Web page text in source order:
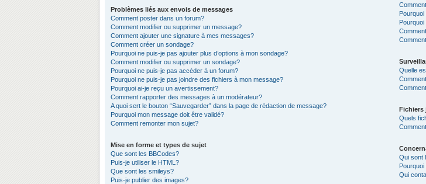
Problèmes liés aux envois de messages
Comment poster dans un forum?
Comment modifier ou supprimer un message?
Comment ajouter une signature à mes messages?
Comment créer un sondage?
Pourquoi ne puis-je pas ajouter plus d’options à mon sondage?
Comment modifier ou supprimer un sondage?
Pourquoi ne puis-je pas accéder à un forum?
Pourquoi ne puis-je pas joindre des fichiers à mon message?
Pourquoi ai-je reçu un avertissement?
Comment rapporter des messages à un modérateur?
A quoi sert le bouton “Sauvegarder” dans la page de rédaction de message?
Pourquoi mon message doit être validé?
Comment remonter mon sujet?
Mise en forme et types de sujet
Que sont les BBCodes?
Puis-je utiliser le HTML?
Que sont les smileys?
Puis-je publier des images?
Quelle
Fichiers
Quels
Qui sont
Pourquoi
Qui